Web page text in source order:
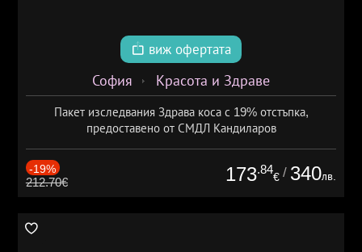
виж офертата
София Красота и Здраве
Пакет изследвания Здрава коса с 19% отстъпка,
предоставено от СМДЛ Кандиларов
-19%
212.70€ 173.84
€ / 340лв.